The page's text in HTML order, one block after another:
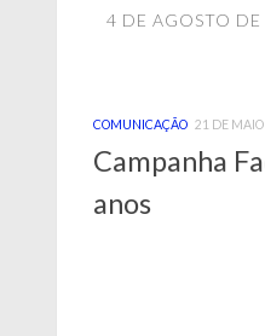
4 DE AGOSTO
COMUNICAÇÃO 21 DE
Campanha
anos